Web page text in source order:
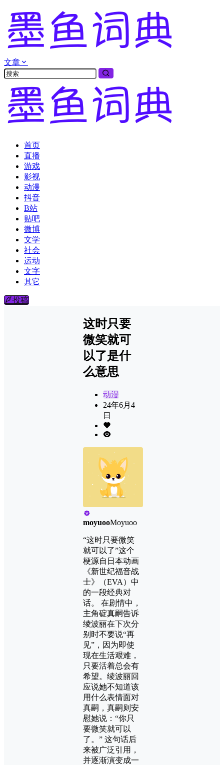
文章
首页
直播
游戏
影视
动漫
抖音
B站
贴吧
微博
文学
社会
运动
文字
其它
投稿
这时只要
微笑就可
以了是什
么意思
动漫
24年6月4
日
moyuooMoyuoo
“这时只要微笑
就可以了”这个
梗源自日本动画
《新世纪福音战
士》（EVA）中
的一段经典对
话。 在剧情中，
主角碇真嗣告诉
绫波丽在下次分
别时不要说“再
见”，因为即使
现在生活艰难，
只要活着总会有
希望。绫波丽回
应说她不知道该
用什么表情面对
真嗣，真嗣则安
慰她说：“你只
要微笑就可以
了。” 这句话后
来被广泛引用，
并逐渐演变成一